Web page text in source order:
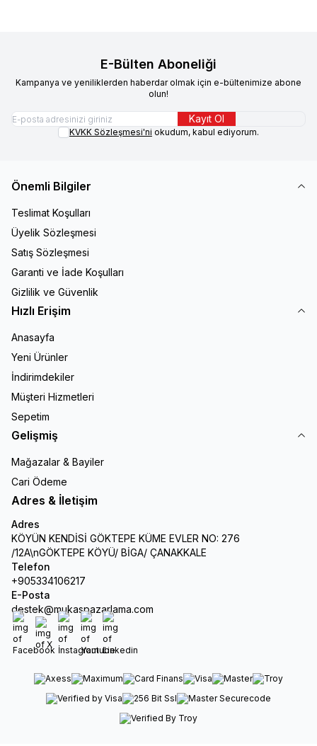
E-Bülten Aboneliği
Kampanya ve yeniliklerden haberdar olmak için e-bültenimize abone
olun!
Kayıt Ol
KVKK Sözleşmesi'ni okudum, kabul ediyorum.
Önemli Bilgiler
Teslimat Koşulları
Üyelik Sözleşmesi
Satış Sözleşmesi
Garanti ve İade Koşulları
Gizlilik ve Güvenlik
Hızlı Erişim
Anasayfa
Yeni Ürünler
İndirimdekiler
Müşteri Hizmetleri
Sepetim
Gelişmiş
Mağazalar & Bayiler
Cari Ödeme
Adres & İletişim
Adres
KÖYÜN KENDİSİ GÖKTEPE KÜME EVLER NO: 276
/12A\nGÖKTEPE KÖYÜ/ BİGA/ ÇANAKKALE
Telefon
+905334106217
E-Posta
destek@mukaspazarlama.com
Facebook
X İnstagram
Youtube